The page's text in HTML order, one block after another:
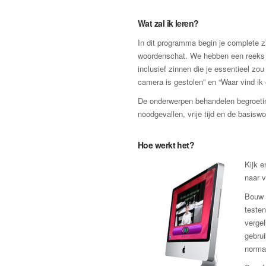
Wat zal ik leren?
In dit programma begin je complete
woordenschat. We hebben een
inclusief zinnen die je essentieel
camera is gestolen” en “Waar vind ik
De onderwerpen behandelen
noodgevallen, vrije tijd en de
Hoe werkt het?
Kijk
naar